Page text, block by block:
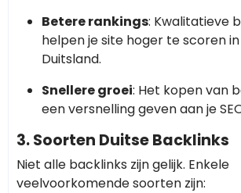
Betere rankings: Kwalitatieve
helpen je site hoger te scoren
Duitsland.
Snellere groei: Het kopen van
een versnelling geven aan je
3. Soorten Duitse Backlinks
Niet alle backlinks zijn gelijk. Enkele
veelvoorkomende soorten zijn: